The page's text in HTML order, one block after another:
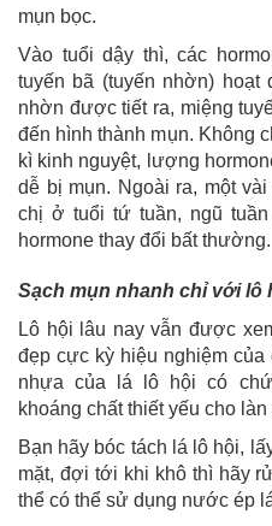
mụn bọc.
Vào tuổi dậy thì, các
tuyến bã (tuyến nhờn) hoạt
nhờn được tiết ra, miệng
đến hình thành mụn. Không
kì kinh nguyệt, lượng
dễ bị mụn. Ngoài ra, một
chị ở tuổi tứ tuần, ngũ
hormone thay đổi bất thường.
Sạch mụn nhanh chỉ với lô
Lô hội lâu nay vẫn được
đẹp cực kỳ hiệu nghiệm
nhựa của lá lô hội có
khoáng chất thiết yếu cho làn
Bạn hãy bóc tách lá lô hội,
mặt, đợi tới khi khô thì hãy
thể có thể sử dụng nước ép